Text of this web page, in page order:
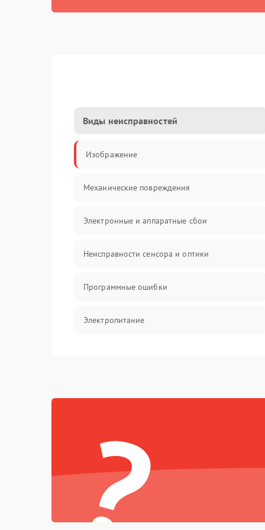
Виды неисправностей
Изображение
Механические повреждения
Электронные и аппаратные сбои
Неисправности сенсора и оптики
Программные ошибки
Электропитание
Температурные проблемы
Сбои коммуникаций и интерфейсов
Программные сбои
?